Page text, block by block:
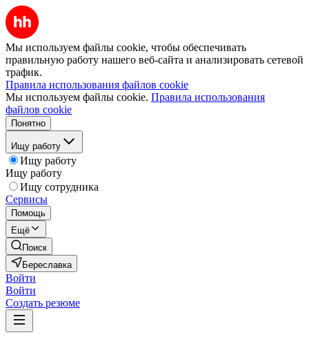
Мы используем файлы cookie, чтобы обеспечивать
правильную работу нашего веб-сайта и анализировать сетевой
трафик.
Правила использования файлов cookie
Мы используем файлы cookie. Правила использования
файлов cookie
Понятно
Ищу работу
Ищу работу
Ищу работу
Ищу сотрудника
Сервисы
Помощь
Ещё
Поиск
Береславка
Войти
Войти
Создать резюме